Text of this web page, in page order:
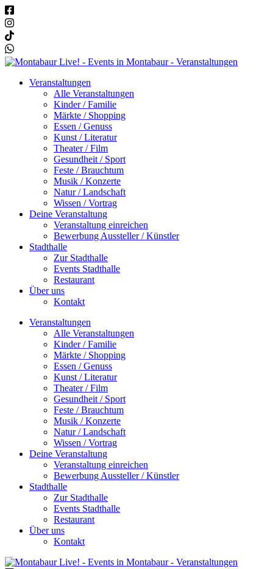
Veranstaltungen
Alle Veranstaltungen
Kinder / Familie
Märkte / Shopping
Essen / Genuss
Kunst / Literatur
Theater / Film
Gesundheit / Sport
Feste / Brauchtum
Musik / Konzerte
Natur / Landschaft
Wissen / Vortrag
Deine Veranstaltung
Veranstaltung einreichen
Bewerbung Aussteller / Künstler
Stadthalle
Zur Stadthalle
Events Stadthalle
Restaurant
Über uns
Kontakt
Veranstaltungen
Alle Veranstaltungen
Kinder / Familie
Märkte / Shopping
Essen / Genuss
Kunst / Literatur
Theater / Film
Gesundheit / Sport
Feste / Brauchtum
Musik / Konzerte
Natur / Landschaft
Wissen / Vortrag
Deine Veranstaltung
Veranstaltung einreichen
Bewerbung Aussteller / Künstler
Stadthalle
Zur Stadthalle
Events Stadthalle
Restaurant
Über uns
Kontakt